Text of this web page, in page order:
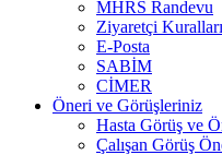
MHRS Randevu
Ziyaretçi Kuralları
E-Posta
SABİM
CİMER
Öneri ve Görüşleriniz
Hasta Görüş ve
Çalışan Görüş